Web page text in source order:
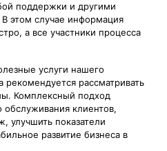
поддержки и другими
этом случае информация
а все участники процесса
услуги нашего
рекомендуется рассматривать
Комплексный подход
обслуживания клиентов,
улучшить показатели
развитие бизнеса в